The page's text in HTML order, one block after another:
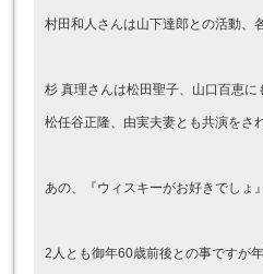
村田和人さんは山下達郎との活動、
杉 真理さんは松田聖子、山口百恵
松任谷正隆、由実夫妻とも共演をさ
あの、『ウィスキーがお好きでしょ
2人とも御年60歳前後との事ですが